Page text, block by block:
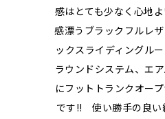
感はとても少なく心地
感漂うブラックフルレ
ックスライディングル
ラウンドシステム、エ
にフットトランクオー
です!! 使い勝手の良い